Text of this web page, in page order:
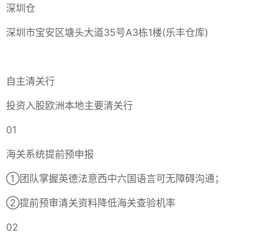
深圳仓
深圳市宝安区塘头大道35号A3栋1楼(乐丰仓库)
自主清关行
投资入股欧洲本地主要清关行
01
海关系统提前预申报
①团队掌握英德法意西中六国语言可无障碍沟通；
②提前预审清关资料降低海关查验机率
02